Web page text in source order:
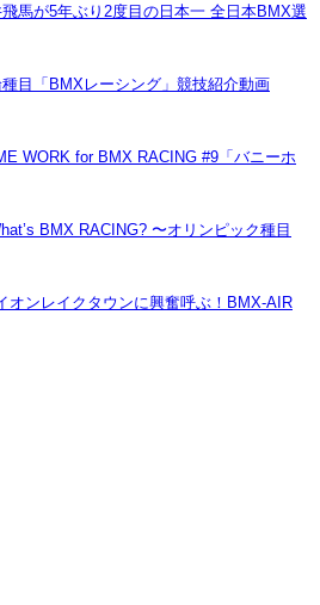
飛馬が5年ぶり2度目の日本一 全日本BMX選
種目「BMXレーシング」競技紹介動画
WORK for BMX RACING #9「バニーホ
BMX RACING? 〜オリンピック種目
オンレイクタウンに興奮呼ぶ！BMX-AIR